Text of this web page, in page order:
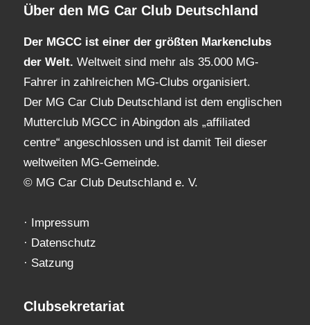
Über den MG Car Club Deutschland
Der MGCC ist einer der größten Markenclubs
der Welt. Weltweit sind mehr als 35.000 MG-
Fahrer in zahlreichen MG-Clubs organisiert.
Der MG Car Club Deutschland ist dem englischen
Mutterclub MGCC in Abingdon als „affiliated
centre“ angeschlossen und ist damit Teil dieser
weltweiten MG-Gemeinde.
© MG Car Club Deutschland e. V.
· Impressum
· Datenschutz
· Satzung
Clubsekretariat